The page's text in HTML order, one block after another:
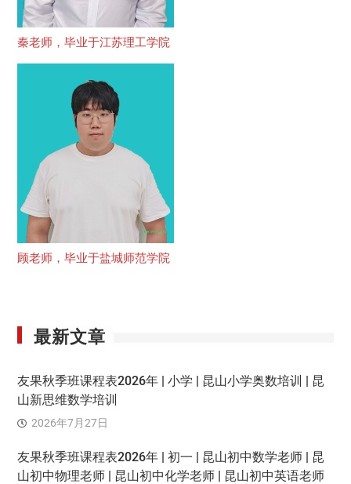
秦老师，毕业于江苏理工学院
顾老师，毕业于盐城师范学院
最新文章
友果秋季班课程表2026年 | 小学 | 昆山小学奥数培训 | 昆
山新思维数学培训
2026年7月27日
友果秋季班课程表2026年 | 初一 | 昆山初中数学老师 | 昆
山初中物理老师 | 昆山初中化学老师 | 昆山初中英语老师